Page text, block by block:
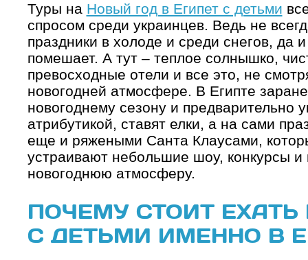
Туры на Новый год в Египет с детьми
спросом среди украинцев. Ведь не
праздники в холоде и среди снегов, да
помешает. А тут – теплое солнышко,
превосходные отели и все это, не
новогодней атмосфере. В Египте
новогоднему сезону и предварительно
атрибутикой, ставят елки, а на сами
еще и ряжеными Санта Клаусами,
устраивают небольшие шоу, конкурсы
новогоднюю атмосферу.
ПОЧЕМУ СТОИТ
С ДЕТЬМИ ИМЕННО В